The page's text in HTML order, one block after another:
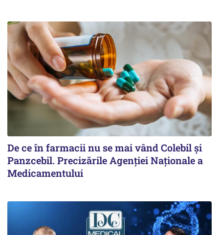
De ce în farmacii nu se mai vând Colebil și
Panzcebil. Precizările Agenției Naționale a
Medicamentului